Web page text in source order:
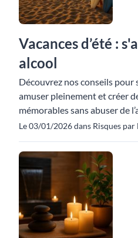
Vacances d’été :
alcool
Découvrez nos conseils pour
amuser pleinement et créer
mémorables sans abuser de
Le 03/01/2026 dans Risques